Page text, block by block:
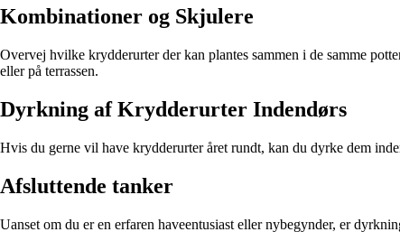
Kombinationer og Skjulere
Overvej hvilke krydderurter der kan plantes sammen i de samme
eller på terrassen.
Dyrkning af Krydderurter Indendørs
Hvis du gerne vil have krydderurter året rundt, kan du dyrke dem
Afsluttende tanker
Uanset om du er en erfaren haveentusiast eller nybegynder, er